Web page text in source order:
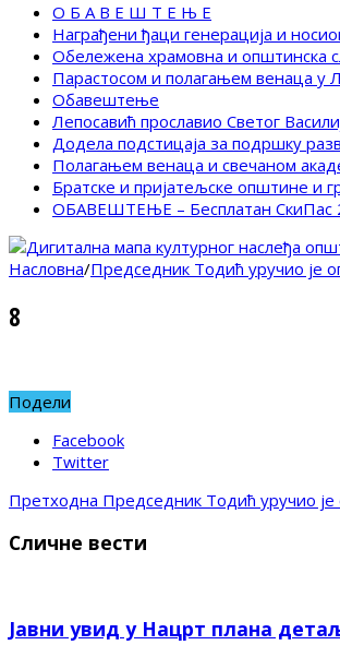
О Б А В Е Ш Т Е Њ Е
Награђени ђаци генерација и
Обележена храмовна и општинска
Парастосом и полагањем венаца у
Обавештење
Лепосавић прославио Светог
Додела подстицаја за подршку
Полагањем венаца и свечаном
Братске и пријатељске општине и
ОБАВЕШТЕЊЕ – Бесплатан СкиПас
Насловна/Председник Тодић уручио је
8
Подели
Facebook
Twitter
Претходна Председник Тодић уручио
Сличне вести
Јавни увид у Нацрт плана